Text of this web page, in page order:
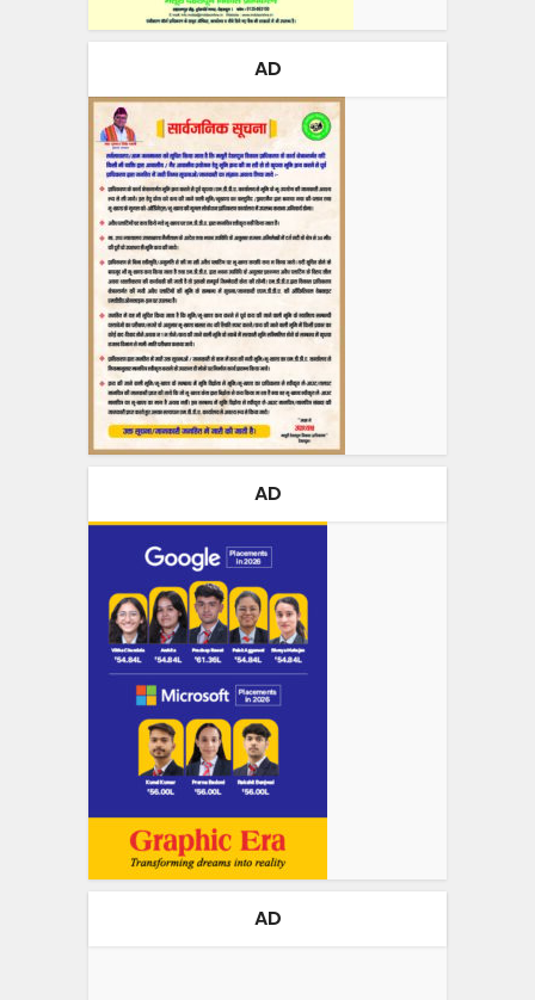
AD
AD
AD